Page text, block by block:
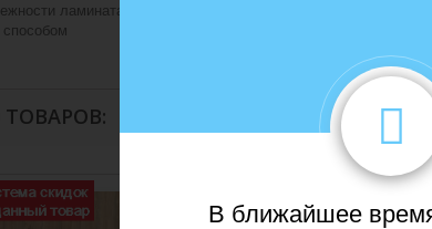
В ближайшее
ламината — во многом за счет современных